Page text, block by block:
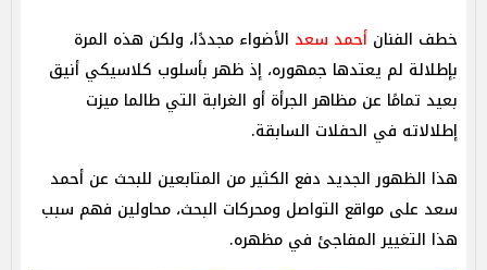
خطف الفنان أحمد سعد الأضواء مجددًا، ولكن هذه المرة
بإطلالة لم يعتدها جمهوره، إذ ظهر بأسلوب كلاسيكي أنيق
بعيد تمامًا عن مظاهر الجرأة أو الغرابة التي طالما ميزت
إطلالاته في الحفلات السابقة.
هذا الظهور الجديد دفع الكثير من المتابعين للبحث عن أحمد
سعد على مواقع التواصل ومحركات البحث، محاولين فهم سبب
هذا التغيير المفاجئ في مظهره.